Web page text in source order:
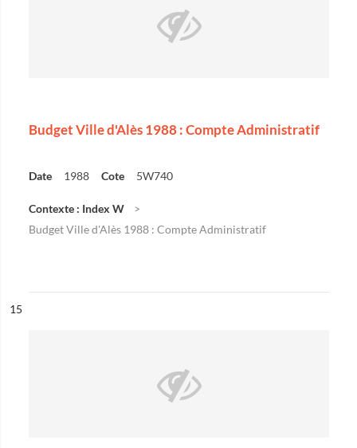
Budget Ville d'Alès 1988 : Compte Administratif
Date 1988 Cote 5W740
Contexte : Index W
Budget Ville d'Alès 1988 : Compte Administratif
n°
15